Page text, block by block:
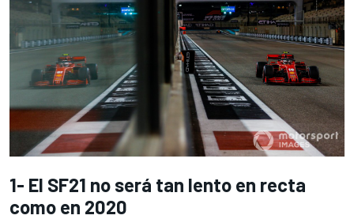
1- El SF21 no será tan lento en recta
como en 2020